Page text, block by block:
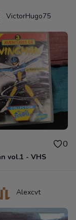
VictorHugo75
0
vol.1 - VHS
Alexcvt